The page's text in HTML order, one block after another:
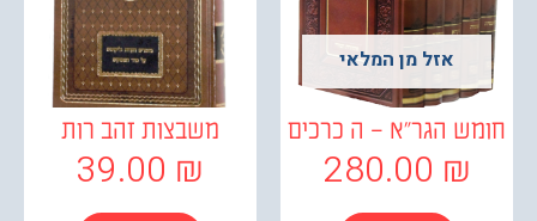
אזל מן המלאי
הגר"א – ה כרכים
280.00
משבצות זהב רות
39.00